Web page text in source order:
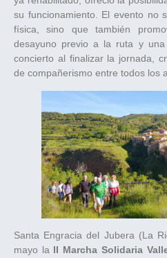
su funcionamiento. El evento no
física, sino que también
desayuno previo a la ruta y
concierto al finalizar la jornada,
de compañerismo entre todos los
Santa Engracia del Jubera (La
mayo la II Marcha Solidaria